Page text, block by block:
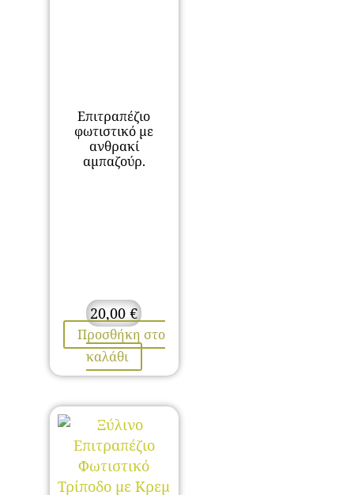
Επιτραπέζιο
φωτιστικό με
ανθρακί
αμπαζούρ.
20,00€
Προσθήκη στο
καλάθι